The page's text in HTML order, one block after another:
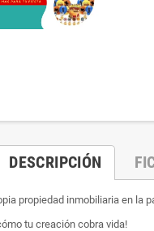
DESCRIPCIÓN
propiedad inmobiliaria en
tu creación cobra vida!